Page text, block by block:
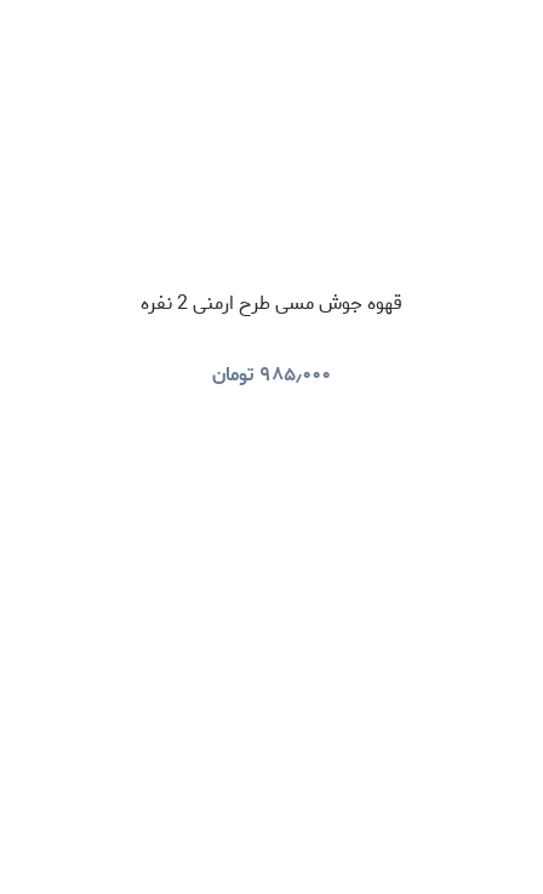
قهوه جوش مسی طرح ارمنی 2 نفره
۹۸۵٫۰۰۰ تومان